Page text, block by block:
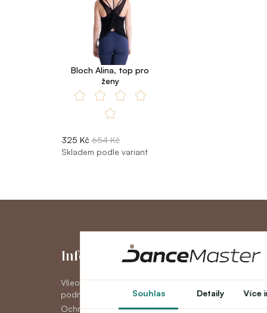
Souhlas Detaily Více
Bloch Alina, top pro
ženy
325 Kč 654 Kč
Skladem podle variant
Informace
Všeobecné obchodní
podmínky
Ochrana osobních údajov
Můj účet
Můj účet
Historie
Novinky